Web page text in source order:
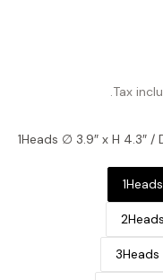
Tax
1Heads ∅ 3.9″ x H 4.3″ /